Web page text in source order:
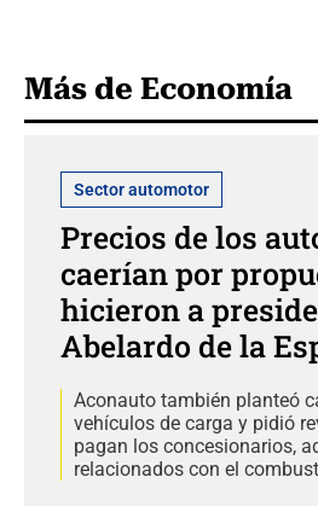
Más de Economía
Sector automotor
Precios de los
caerían por
hicieron a
Abelardo de la
Aconauto también planteó
vehículos de carga y pidió
pagan los concesionarios,
relacionados con el